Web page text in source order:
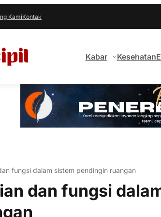
KamiKontak
Kabar Kesehatan
fungsi dalam sistem pendingin ruangan
dan fungsi